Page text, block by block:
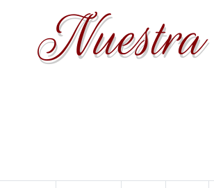
Nuestra